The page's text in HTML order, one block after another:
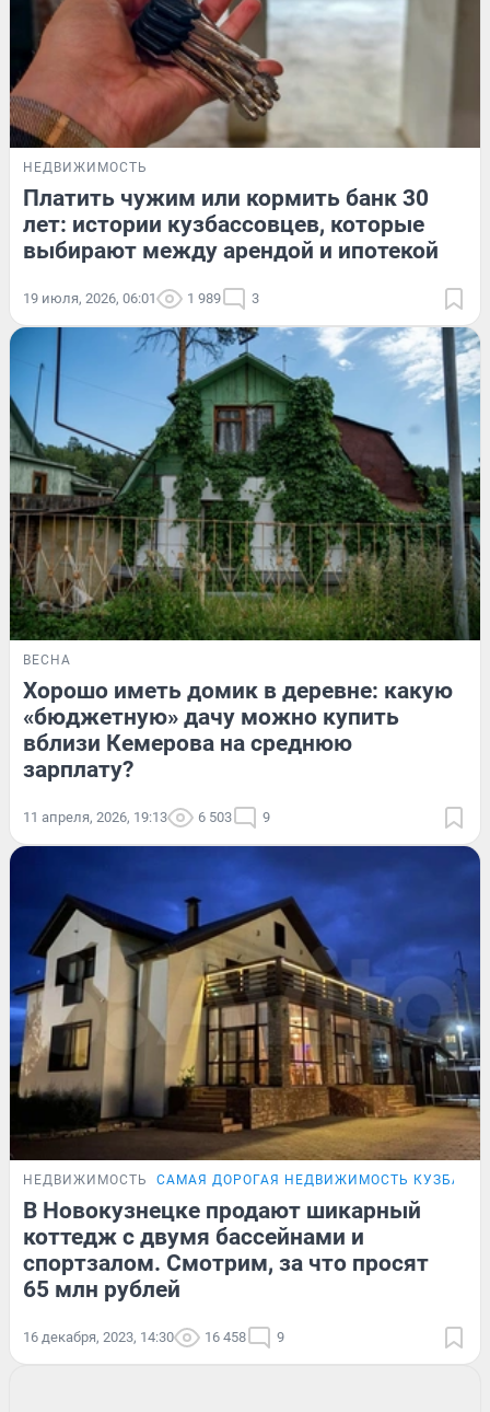
НЕДВИЖИМОСТЬ
Платить чужим или кормить банк 30
лет: истории кузбассовцев, которые
выбирают между арендой и ипотекой
19 июля, 2026, 06:01 1 989 3
ВЕСНА
Хорошо иметь домик в деревне: какую
«бюджетную» дачу можно купить
вблизи Кемерова на среднюю
зарплату?
11 апреля, 2026, 19:13 6 503 9
НЕДВИЖИМОСТЬ САМАЯ ДОРОГАЯ НЕДВИЖИМОСТЬ КУЗБАССА
В Новокузнецке продают шикарный
коттедж с двумя бассейнами и
спортзалом. Смотрим, за что просят
65 млн рублей
16 декабря, 2023, 14:30 16 458 9